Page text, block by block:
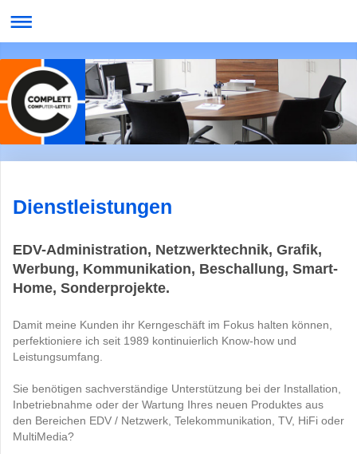
Dienstleistungen
EDV-Administration, Netzwerktechnik, Grafik,
Werbung, Kommunikation, Beschallung, Smart-
Home, Sonderprojekte.
Damit meine Kunden ihr Kerngeschäft im Fokus halten können,
perfektioniere ich seit 1989 kontinuierlich Know-how und
Leistungsumfang.
Sie benötigen sachverständige Unterstützung bei der Installation,
Inbetriebnahme oder der Wartung Ihres neuen Produktes aus
den Bereichen EDV / Netzwerk, Telekommunikation, TV, HiFi oder
MultiMedia?